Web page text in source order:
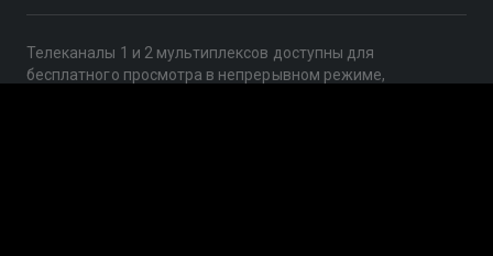
Телеканалы 1 и 2 мультиплексов доступны для
бесплатного просмотра в непрерывном режиме,